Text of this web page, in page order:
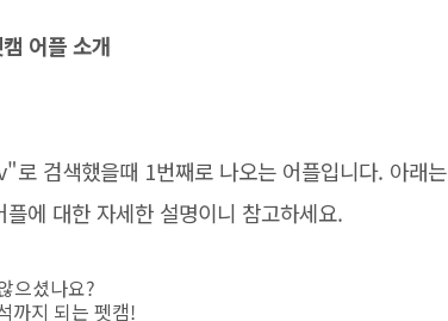
어플 소개
검색했을때 1번째로 나오는 어플입니다. 아래는
에 대한 자세한 설명이니 참고하세요.
으셨나요?
까지 되는 펫캠!